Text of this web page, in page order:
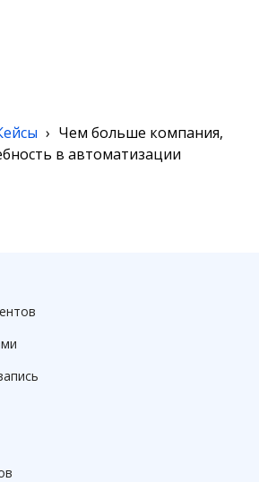
› Чем больше компания,
в автоматизации